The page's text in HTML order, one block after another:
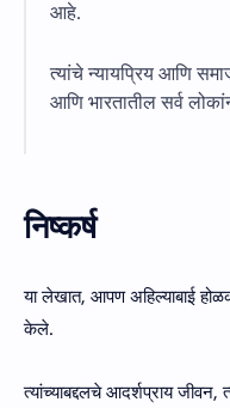
आहे.
त्यांचे न्यायप्रिय आणि
आणि भारतातील सर्व
निष्कर्ष
या लेखात, आपण अहिल्याबाई
केले.
त्यांच्याबद्दलचे आदर्शप्राय जीवन,